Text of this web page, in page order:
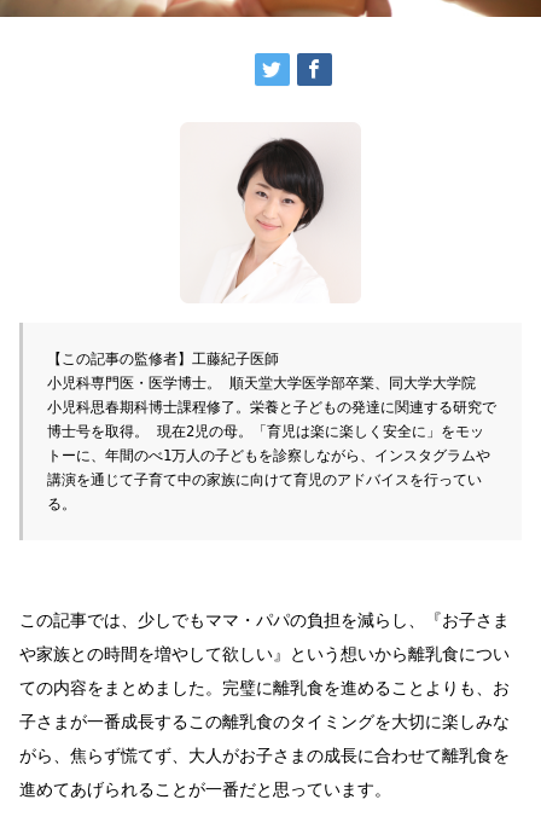
【この記事の監修者】工藤紀子医師
小児科専門医・医学博士。 順天堂大学医学部卒業、同大学大学院
小児科思春期科博士課程修了。栄養と子どもの発達に関連する研究で
博士号を取得。 現在2児の母。「育児は楽に楽しく安全に」をモッ
トーに、年間のべ1万人の子どもを診察しながら、インスタグラムや
講演を通じて子育て中の家族に向けて育児のアドバイスを行ってい
る。
この記事では、少しでもママ・パパの負担を減らし、『お子さま
や家族との時間を増やして欲しい』という想いから離乳食につい
ての内容をまとめました。完璧に離乳食を進めることよりも、お
子さまが一番成長するこの離乳食のタイミングを大切に楽しみな
がら、焦らず慌てず、大人がお子さまの成長に合わせて離乳食を
進めてあげられることが一番だと思っています。